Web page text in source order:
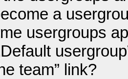
a
usergroups
team” link?